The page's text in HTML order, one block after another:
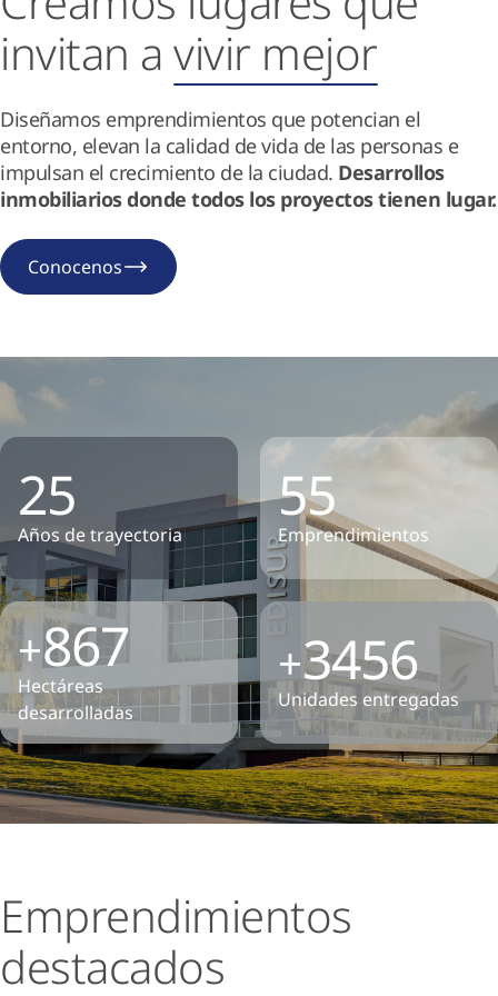
invitan a vivir mejor
Diseñamos emprendimientos que potencian el
entorno, elevan la calidad de vida de las personas e
impulsan el crecimiento de la ciudad. Desarrollos
inmobiliarios donde todos los proyectos tienen lugar.
Conocenos
25
Años de trayectoria
55
Emprendimientos
+1101
Hectáreas
desarrolladas
+4392
Unidades entregadas
Emprendimientos
destacados